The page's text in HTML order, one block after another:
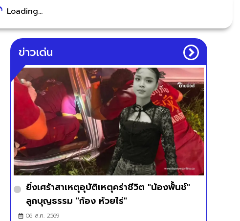
Loading...
ข่าวเด่น
ยิ่งเศร้าสาเหตุอุบัติเหตุคร่าชีวิต "น้องพั้นช์"
ลูกบุญธรรม "ก้อง ห้วยไร่"
06 ส.ค. 2569